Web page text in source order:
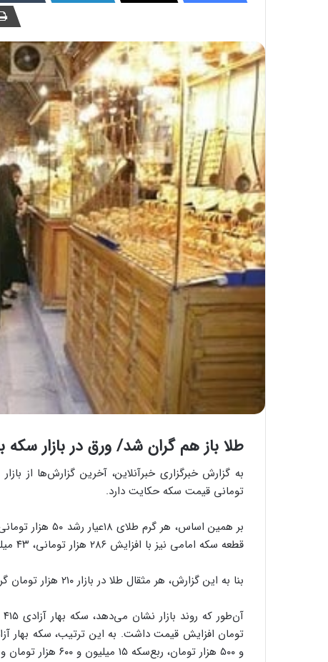
طلا باز هم گران شد/ ورق در بازار
تومانی قیمت سکه حکایت دارد.
قطعه سکه امامی نیز با افزایش ۲۸۶ هزار تومانی، ۴۳ میلیون و ۳۹۴ هزار تومان فروخته شد.
بنا به این گزارش، هر مثقال طلا در بازار ۲۱۰ هزار تومان گران شده و به قیمت ۱۶ میلیون و ۷۸ هزار تومان رسید.
و ۵۰۰ هزار تومان، ربع‌سکه ۱۵ میلیون و ۶۰۰ هزار تومان و سکه گرمی ۷ میلیون و ۲۰۰ رسید.